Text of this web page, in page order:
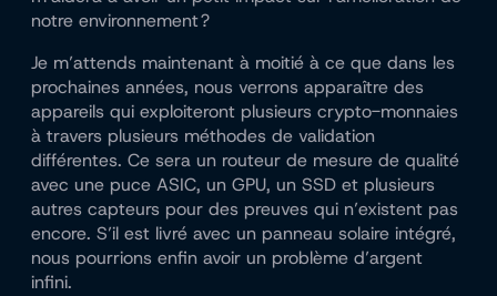
notre environnement ?
Je m’attends maintenant à moitié à ce que dans les
prochaines années, nous verrons apparaître des
appareils qui exploiteront plusieurs crypto-monnaies
à travers plusieurs méthodes de validation
différentes. Ce sera un routeur de mesure de qualité
avec une puce ASIC, un GPU, un SSD et plusieurs
autres capteurs pour des preuves qui n’existent pas
encore. S’il est livré avec un panneau solaire intégré,
nous pourrions enfin avoir un problème d’argent
infini.